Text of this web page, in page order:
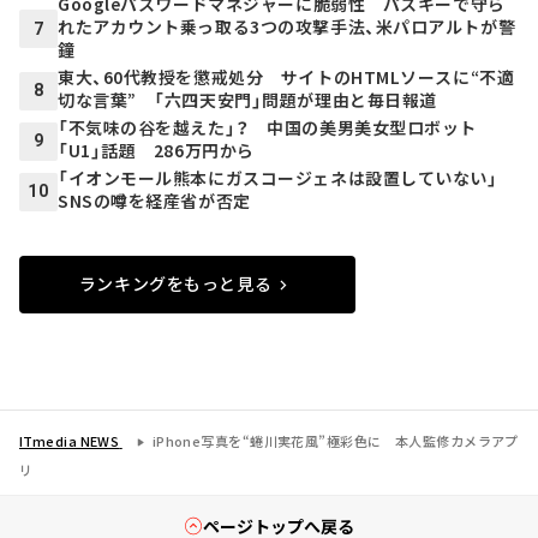
7
れたアカウント乗っ取る3つの攻撃手法、米パロアルトが警
鐘
8
東大、60代教授を懲戒処分 サイトのHTMLソースに“不適
切な言葉” 「六四天安門」問題が理由と毎日報道
9
「不気味の谷を越えた」？ 中国の美男美女型ロボット
「U1」話題 286万円から
10
「イオンモール熊本にガスコージェネは設置していない」
SNSの噂を経産省が否定
ランキングをもっと見る
ITmedia NEWS
iPhone写真を“蜷川実花風”極彩色に 本人監修カメラアプ
リ
ページトップへ戻る